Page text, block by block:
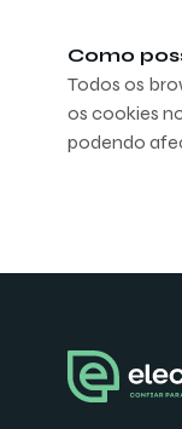
Como
Todos os
os cookies
podendo